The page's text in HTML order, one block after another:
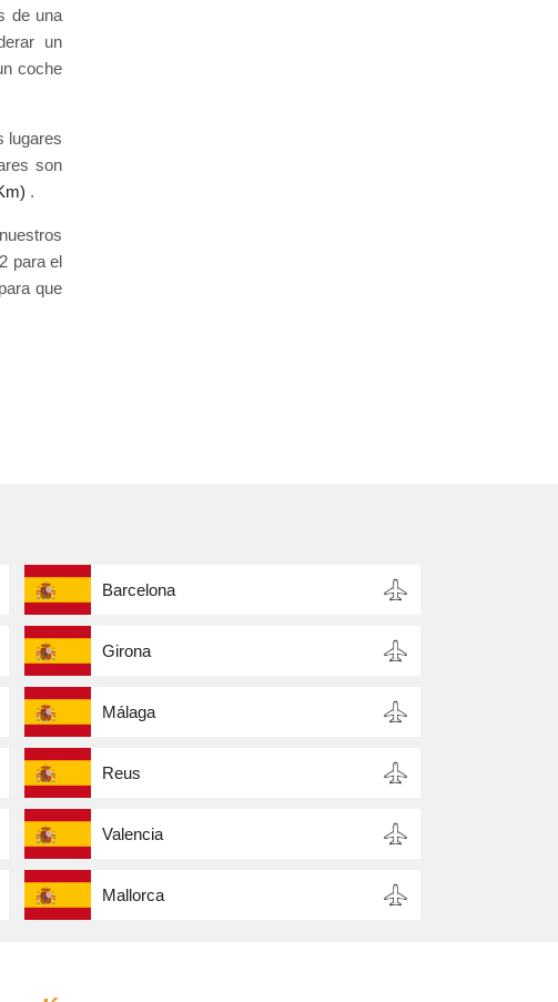
de una
un
coche
lugares
son
.
para el
que
Barcelona
Girona
Málaga
Reus
Valencia
Mallorca